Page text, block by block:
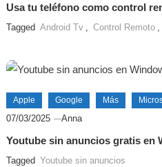
Usa tu teléfono como control
Tagged Android Tv Control Remoto
Apple Google Más
07/03/2025 Anna
Youtube sin anuncios gratis en
Tagged Youtube sin anuncios